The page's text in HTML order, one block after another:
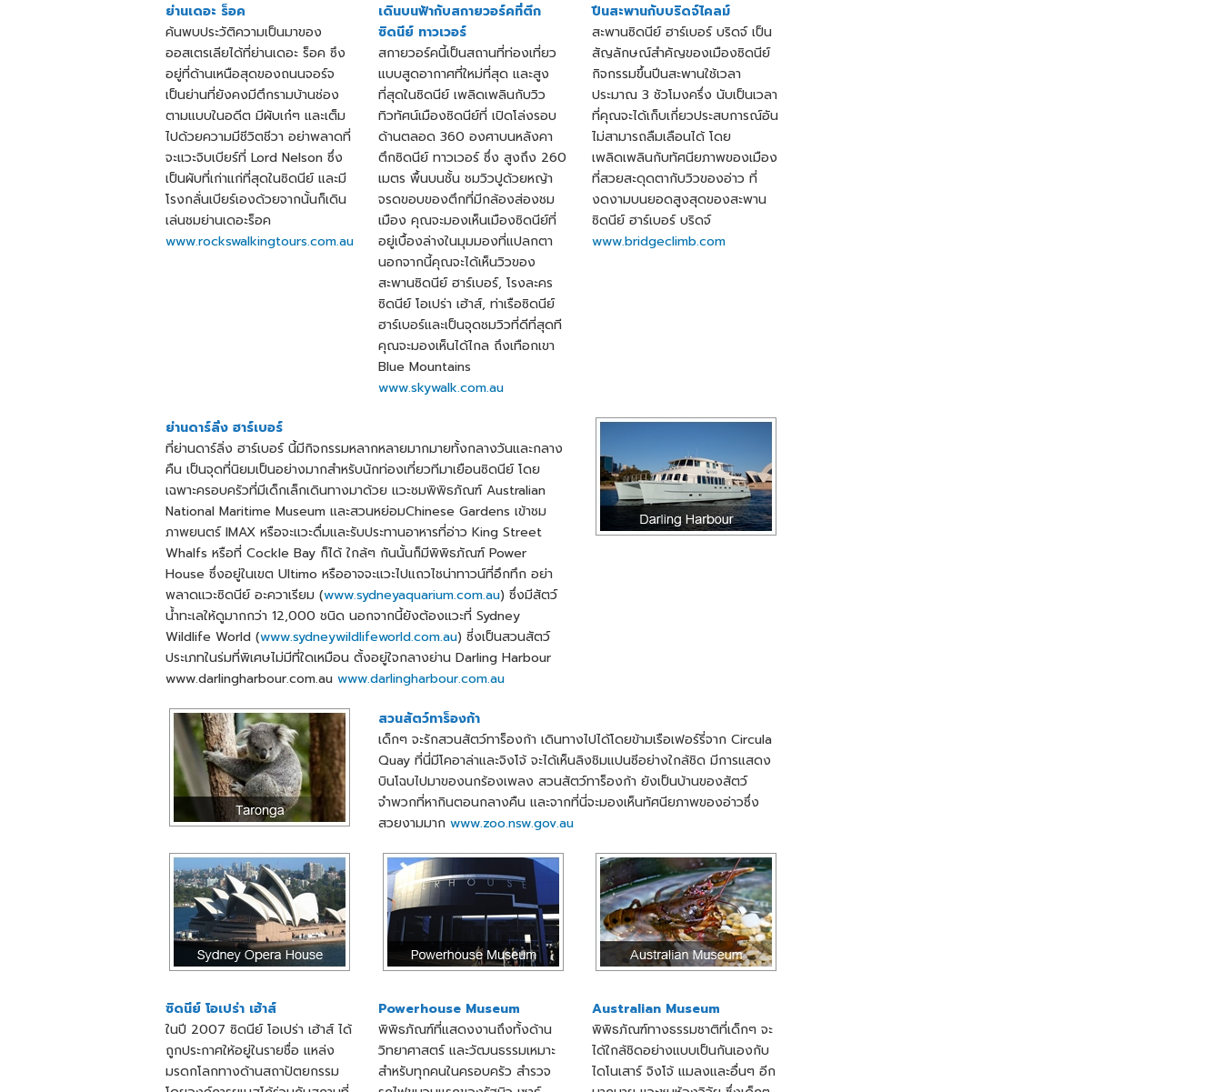
ย่านเดอะ ร็อค
ค้นพบประวัติความเป็นมาของ
ออสเตรเลียได้ที่ย่านเดอะ ร็อค ซึง
อยู่ที่ด้านเหนือสุดของถนนจอร์จ
เป็นย่านที่ยังคงมีตึกรามบ้านช่อง
ตามแบบในอดีต มีผับเก๋ๆ และเต็ม
ไปด้วยความมีชีวิตชีวา อย่าพลาดที่
จะแวะจิบเบียร์ที่ Lord Nelson ซึ่ง
เป็นผับที่เก่าแก่ที่สุดในซิดนีย์ และมี
โรงกลั่นเบียร์เองด้วยจากนั้นก็เดิน
เล่นชมย่านเดอะร็อค
www.rockswalkingtours.com.au
เดินบนฟ้ากับสกายวอร์คที่ตึก
ซิดนีย์ ทาวเวอร์
สกายวอร์คนี้เป็นสถานที่ท่องเที่ยว
แบบสูดอากาศที่ใหม่ที่สุด และสูง
ที่สุดในซิดนีย์ เพลิดเพลินกับวิว
ทิวทัศน์เมืองซิดนีย์ที่ เปิดโล่งรอบ
ด้านตลอด 360 องศาบนหลังคา
ตึกซิดนีย์ ทาวเวอร์ ซึ่ง สูงถึง 260
เมตร พื้นบนชั้น ชมวิวปูด้วยหญ้า
จรดขอบของตึกที่มีกล้องส่องชม
เมือง คุณจะมองเห็นเมืองซิดนีย์ที่
อยู่เบื้องล่างในมุมมองที่แปลกตา
นอกจากนี้คุณจะได้เห็นวิวของ
สะพานซิดนีย์ ฮาร์เบอร์, โรงละคร
ซิดนีย์ โอเปร่า เฮ้าส์, ท่าเรือซิดนีย์
ฮาร์เบอร์และเป็นจุดชมวิวที่ดีที่สุดที
คุณจะมองเห็นได้ไกล ถึงเทือกเขา
Blue Mountains
www.skywalk.com.au
ปีนสะพานกับบริดจ์ไคลม์
สะพานซิดนีย์ ฮาร์เบอร์ บริดจ์ เป็น
สัญลักษณ์สำคัญของเมืองซิดนีย์
กิจกรรมขึ้นปีนสะพานใช้เวลา
ประมาณ 3 ชัวโมงครึ่ง นับเป็นเวลา
ที่คุณจะได้เก็บเกี่ยวประสบการณ์อัน
ไม่สามารถลืมเลือนได้ โดย
เพลิดเพลินกับทัศนียภาพของเมือง
ที่สวยสะดุดตากับวิวของอ่าว ที่
งดงามบนยอดสูงสุดของสะพาน
ซิดนีย์ ฮาร์เบอร์ บริดจ์
www.bridgeclimb.com
ย่านดาร์ลิ่ง ฮาร์เบอร์
ที่ย่านดาร์ลิ่ง ฮาร์เบอร์ นี้มีกิจกรรมหลากหลายมากมายทั้งกลางวันและกลาง
คืน เป็นจุดที่นิยมเป็นอย่างมากสำหรับนักท่องเที่ยวทีมาเยือนซิดนีย์ โดย
เฉพาะครอบครัวที่มีเด็กเล็กเดินทางมาด้วย แวะชมพิพิธภัณฑ์ Australian
National Maritime Museum และสวนหย่อมChinese Gardens เข้าชม
ภาพยนตร์ IMAX หรือจะแวะดื่มและรับประทานอาหารที่อ่าว King Street
Whalfs หรือที่ Cockle Bay ก็ได้ ใกล้ๆ กันนั้นก็มีพิพิธภัณฑ์ Power
House ซึ่งอยู่ในเขต Ultimo หรืออาจจะแวะไปแถวไชน่าทาวน์ที่อึกทึก อย่า
พลาดแวะซิดนีย์ อะควาเรียม (www.sydneyaquarium.com.au) ซึ่งมีสัตว์
น้ำทะเลให้ดูมากกว่า 12,000 ชนิด นอกจากนี้ยังต้องแวะที่ Sydney
Wildlife World (www.sydneywildlifeworld.com.au) ซี่งเป็นสวนสัตว์
ประเภทในร่มที่พิเศษไม่มีที่ใดเหมือน ตั้งอยู่ใจกลางย่าน Darling Harbour
www.darlingharbour.com.au www.darlingharbour.com.au
สวนสัตว์ทาร็องก้า
เด็กๆ จะรักสวนสัตว์ทาร็องก้า เดินทางไปได้โดยข้ามเรือเฟอร์รี่จาก Circula
Quay ที่นี่มีโคอาล่าและจิงโจ้ จะได้เห็นลิงชิมแปนซีอย่างใกล้ชิด มีการแสดง
บินโฉบไปมาของนกร้องเพลง สวนสัตว์ทาร็องก้า ยังเป็นบ้านของสัตว์
จำพวกที่หากินตอนกลางคืน และจากที่นี่จะมองเห็นทัศนียภาพของอ่าวซึ่ง
สวยงามมากwww.zoo.nsw.gov.au
ซิดนีย์ โอเปร่า เฮ้าส์
ในปี 2007 ซิดนีย์ โอเปร่า เฮ้าส์ ได้
ถูกประกาศให้อยู่ในรายชื่อ แหล่ง
มรดกโลกทางด้านสถาปัตยกรรม
Powerhouse Museum
พิพิธภัณฑ์ที่แสดงงานถึงทั้งด้าน
วิทยาศาสตร์ และวัฒนธรรมเหมาะ
สำหรับทุกคนในครอบครัว สำรวจ
Australian Museum
พิพิธภัณฑ์ทางธรรมชาติที่เด็กๆ จะ
ได้ใกล้ชิดอย่างแบบเป็นกันเองกับ
ไดโนเสาร์ จิงโจ้ แมลงและอื่นๆ อีก